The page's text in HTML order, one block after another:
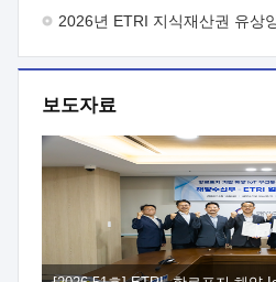
함.  신청자격: ETRI 협력기업 및
당해 지원실적과 차기 지원계획을 평
연봉의 40%  추진일정(1)희망기
희망기업 매칭(3)현장조사/ 선정(심
기업파견8월 3일 ~ 14일 8월 17일
10월 이후* 상기일정은 희망인력-
가정한 것으로 상황에 따라 상당기
(1)희망인력-희망기업간 적합성이
희망인력이 파견의사를 철회할 경
2026년 ETRI 지식재산권 유상
보도자료